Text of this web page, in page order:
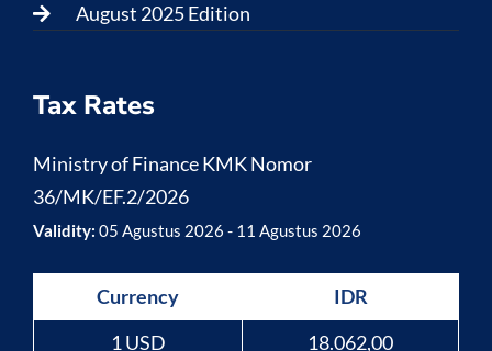
August 2025 Edition
Tax Rates
Ministry of Finance KMK Nomor
36/MK/EF.2/2026
Validity: 05 Agustus 2026 - 11 Agustus 2026
Currency
IDR
1 USD
18.062,00